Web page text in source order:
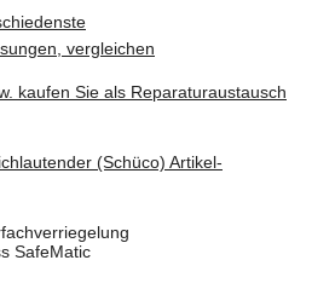
vergleichen
kaufen Sie als Reparaturaustausch
(Schüco) Artikel-
SafeMatic